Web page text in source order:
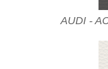
AUDI -